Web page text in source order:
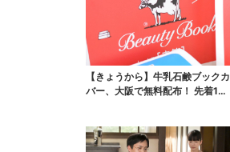
【きょうから】牛乳石鹸ブックカ
バー、大阪で無料配布！ 先着100